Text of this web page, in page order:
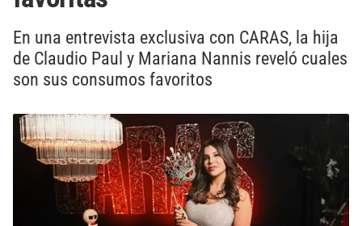
En una entrevista exclusiva con CARAS, la hija
de Claudio Paul y Mariana Nannis reveló cuales
son sus consumos favoritos